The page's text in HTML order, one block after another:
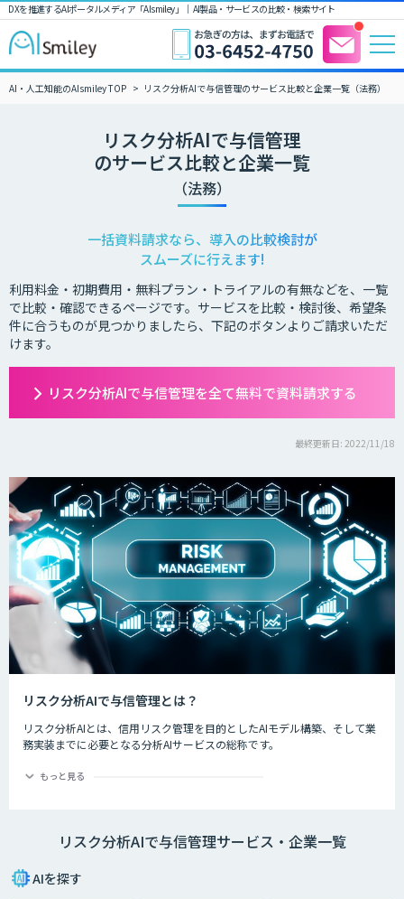
DXを推進するAIポータルメディア「AIsmiley」｜ AI製品・サービスの比較・検索サイト
AI・人工知能のAIsmiley TOP リスク分析AIで与信管理のサービス比較と企業一覧（法務）
リスク分析AIで与信管理
のサービス比較と企業一覧
（法務）
一括資料請求なら、導入の比較検討が
スムーズに行えます!
利用料金・初期費用・無料プラン・トライアルの有無などを、一覧
で比較・確認できるページです。サービスを比較・検討後、希望条
件に合うものが見つかりましたら、下記のボタンよりご請求いただ
けます。
リスク分析AIで与信管理を全て無料で資料請求する
最終更新日: 2022/11/18
リスク分析AIで与信管理とは？
リスク分析AIとは、信用リスク管理を目的としたAIモデル構築、そして業
務実装までに必要となる分析AIサービスの総称です。
ディープラーニングなど新しいAI技術が登場する今、金融業界では規制や
にフィットした独自性のあるAIモデルで信用リスク管理を行う態勢が求め
リスク分析は、データに基づいて自動的に判断するだけでは実際に利用す
もっと見る
リスク分析AIで与信管理サービス・企業一覧
AIを探す